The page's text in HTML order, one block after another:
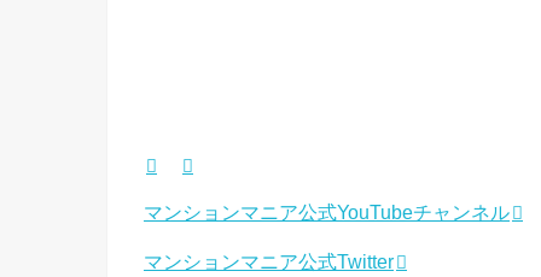
マンションマニア公式YouTubeチャンネル
マンションマニア公式Twitter